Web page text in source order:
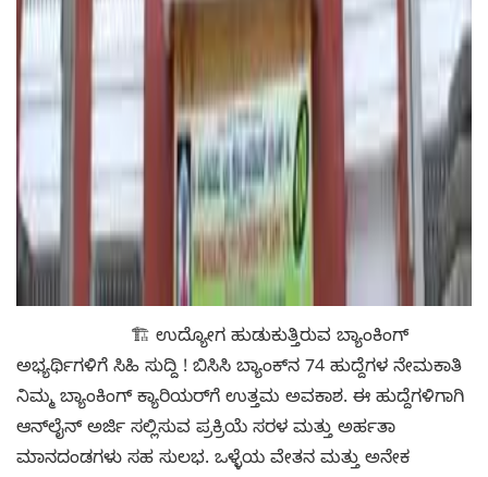
🏗️ ಉದ್ಯೋಗ ಹುಡುಕುತ್ತಿರುವ ಬ್ಯಾಂಕಿಂಗ್
ಅಭ್ಯರ್ಥಿಗಳಿಗೆ ಸಿಹಿ ಸುದ್ದಿ ! ಬಿಸಿಸಿ ಬ್ಯಾಂಕ್‌ನ 74 ಹುದ್ದೆಗಳ ನೇಮಕಾತಿ
ನಿಮ್ಮ ಬ್ಯಾಂಕಿಂಗ್ ಕ್ಯಾರಿಯರ್‌ಗೆ ಉತ್ತಮ ಅವಕಾಶ. ಈ ಹುದ್ದೆಗಳಿಗಾಗಿ
ಆನ್‌ಲೈನ್ ಅರ್ಜಿ ಸಲ್ಲಿಸುವ ಪ್ರಕ್ರಿಯೆ ಸರಳ ಮತ್ತು ಅರ್ಹತಾ
ಮಾನದಂಡಗಳು ಸಹ ಸುಲಭ. ಒಳ್ಳೆಯ ವೇತನ ಮತ್ತು ಅನೇಕ